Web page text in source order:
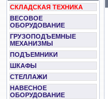
СКЛАДСКАЯ ТЕХНИКА
ВЕСОВОЕ
ОБОРУДОВАНИЕ
ГРУЗОПОДЪЕМНЫЕ
МЕХАНИЗМЫ
ПОДЪЕМНИКИ
ШКАФЫ
СТЕЛЛАЖИ
НАВЕСНОЕ
ОБОРУДОВАНИЕ